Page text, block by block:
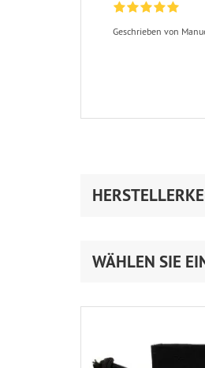
Geschrieben von
WÄHLEN SIE